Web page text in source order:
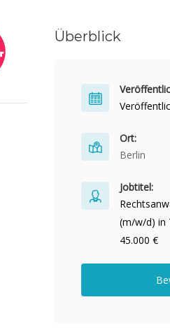
Überblick
Ort:
Berlin
Jobtitel:
(m/w/d) in
45.000 €